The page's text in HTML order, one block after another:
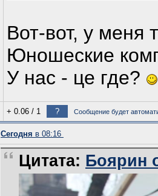
Вот-вот, у меня
Юношеские
У нас - це где?
+ 0.06 / 1 ? Сообщение будет
Сегодня в 08:16
Цитата: Боярин